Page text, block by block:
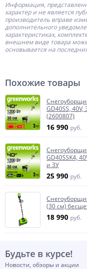
Информация,
характер и не является
производитель вправе
дополнительного
характеристиках,
внешнем виде товара
основывается на
Похожие товары
GD40SS,
(2600807)
16 990 руб.
GD40SSK4,
и ЗУ
25 990 руб.
(30 см)
18 990 руб.
Будьте в курсе!
Новости, обзоры и акции